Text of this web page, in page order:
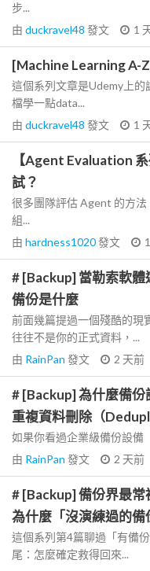
步...
由 duckravel48 發文 1
[Machine Learning A-
這個系列文章是Udemy上
檔學一點data...
由 duckravel48 發文 1
【Agent Evaluation
試？
很多團隊評估 Agent 的方
組...
由 hardness1020發文
# [Backup] 當勒索軟
備份是什麼
前面幾篇提過一個殘酷的現
往往不是你的正式資料，...
由 RainPan 發文 2 天前
# [Backup] 為什麼備
重複資料刪除（
如果你看過企業級備份設備
由 RainPan 發文 2 天前
# [Backup] 備份界最
為什麼「沒演練過的
這個系列第4篇聊過「有備
尾：怎麼確定救得回來...